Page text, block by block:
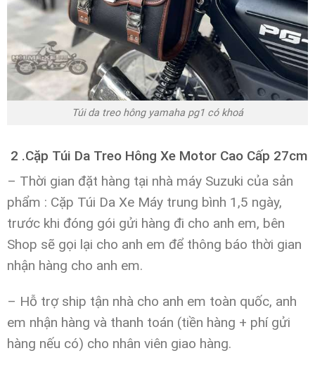
Túi da treo hông yamaha pg1 có khoá
2 .Cặp Túi Da Treo Hông Xe Motor Cao Cấp 27cm
– Thời gian đặt hàng tại nhà máy Suzuki của sản
phẩm : Cặp Túi Da Xe Máy trung bình 1,5 ngày,
trước khi đóng gói gửi hàng đi cho anh em, bên
Shop sẽ gọi lại cho anh em để thông báo thời gian
nhận hàng cho anh em.
– Hỗ trợ ship tận nhà cho anh em toàn quốc, anh
em nhận hàng và thanh toán (tiền hàng + phí gửi
hàng nếu có) cho nhân viên giao hàng.